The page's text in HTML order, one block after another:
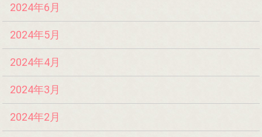
2024年6月
2024年5月
2024年4月
2024年3月
2024年2月